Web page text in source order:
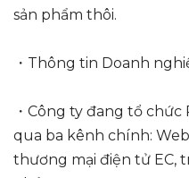
sản phẩm thôi.
・Thông tin Doanh
・Công ty đang tổ
qua ba kênh chính:
thương mại điện tử EC,